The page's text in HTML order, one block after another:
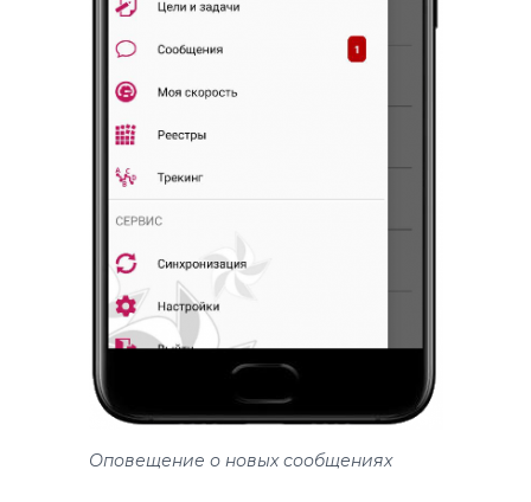
Оповещение о новых сообщениях